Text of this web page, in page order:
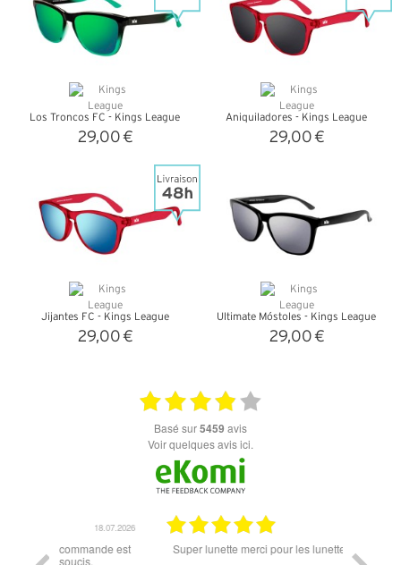
Los Troncos FC - Kings League
29,00 €
Aniquiladores - Kings League
29,00 €
Jijantes FC - Kings League
29,00 €
Ultimate Móstoles - Kings League
29,00 €
basé sur5459 avis
Voir quelques avis ici.
Super lunette merci pour les lunettes pour l'éclipse